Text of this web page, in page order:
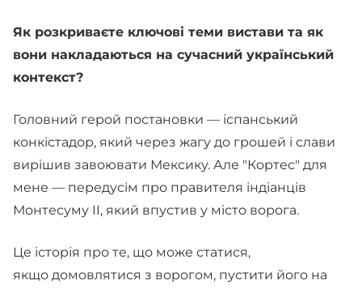
Як розкриваєте ключові теми вистави та як
вони накладаються на сучасний український
контекст?
Головний герой постановки — іспанський
конкістадор, який через жагу до грошей і слави
вирішив завоювати Мексику. Але "Кортес" для
мене — передусім про правителя індіанців
Монтесуму II, який впустив у місто ворога.
Це історія про те, що може статися,
якщо домовлятися з ворогом, пустити його на